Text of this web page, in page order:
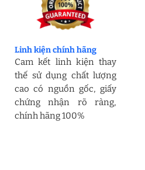
Linh kiện chính hãng
Cam kết linh kiện thay
thế sử dụng chất lượng
cao có nguồn gốc, giấy
chứng nhận rõ ràng,
chính hãng 100%